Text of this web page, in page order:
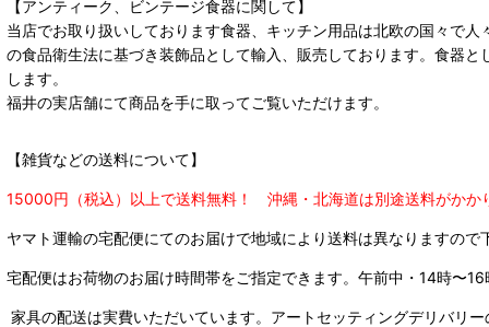
【アンティーク、ビンテージ食器に関して】
当店でお取り扱いしております食器、キッチン用品は北欧の国々で
の食品衛生法に基づき装飾品として輸入、販売しております。食器
します。
福井の実店舗にて商品を手に取ってご覧いただけます。
【雑貨などの送料について】
15000円（税込）以上で送料無料！ 沖縄・北海道は別途送料がかか
ヤマト運輸の宅配便にてのお届けで地域により送料は異なりますので
宅配便はお荷物のお届け時間帯をご指定できます。 午前中・14時〜
家具の配送は実費いただいています。アートセッティングデリバリ